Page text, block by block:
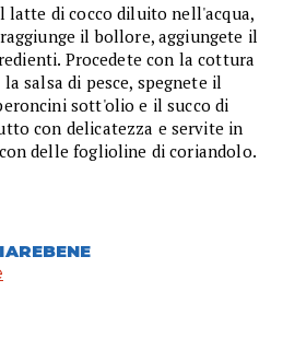
latte di cocco diluito nell'acqua,
il bollore, aggiungete il
Procedete con la cottura
salsa di pesce, spegnete il
sott'olio e il succo di
con delicatezza e servite in
delle foglioline di coriandolo.